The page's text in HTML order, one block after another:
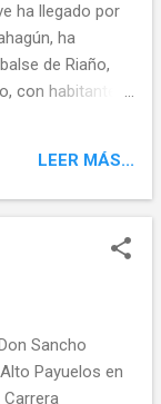
ha llegado por
ha
de Riaño,
con habitantes
del Puente
LEER MÁS...
Sancho
Payuelos en
Carrera